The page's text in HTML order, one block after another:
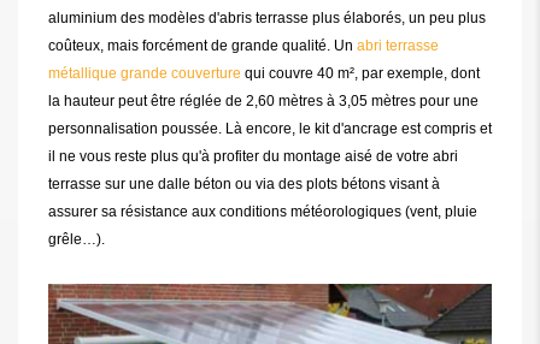
aluminium des modèles d'abris terrasse plus élaborés, un peu plus
coûteux, mais forcément de grande qualité. Un abri terrasse
métallique grande couverture qui couvre 40 m², par exemple, dont
la hauteur peut être réglée de 2,60 mètres à 3,05 mètres pour une
personnalisation poussée. Là encore, le kit d'ancrage est compris et
il ne vous reste plus qu'à profiter du montage aisé de votre abri
terrasse sur une dalle béton ou via des plots bétons visant à
assurer sa résistance aux conditions météorologiques (vent, pluie
grêle…).